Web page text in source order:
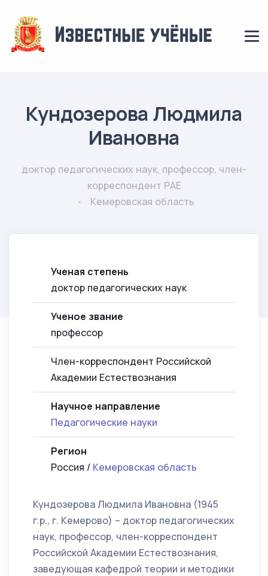
Кундозерова Людмила
Ивановна
доктор педагогических наук, профессор, член-
корреспондент РАЕ
Кемеровская область
Ученая степень
доктор педагогических наук
Ученое звание
профессор
Член-корреспондент Российской
Академии Естествознания
Научное направление
Педагогические науки
Регион
Россия / Кемеровская область
Кундозерова Людмила Ивановна (1945
г.р., г. Кемерово) – доктор педагогических
наук, профессор, член-корреспондент
Российской Академии Естествознания,
заведующая кафедрой теории и методики